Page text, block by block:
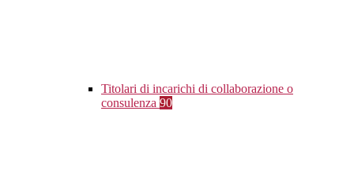
Titolari di incarichi di collaborazione o
consulenza 90